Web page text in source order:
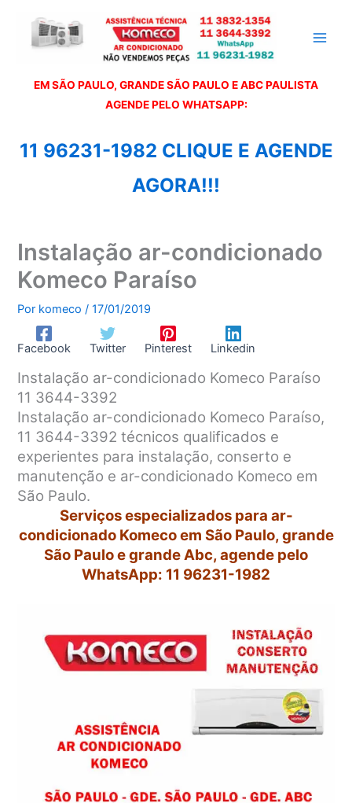
EM SÃO PAULO, GRANDE SÃO PAULO E ABC PAULISTA
AGENDE PELO WHATSAPP:
11 96231-1982 CLIQUE E AGENDE
AGORA!!!
Instalação ar-condicionado
Komeco Paraíso
Por komeco/17/01/2019
Facebook Twitter Pinterest Linkedin
Instalação ar-condicionado Komeco Paraíso
11 3644-3392
Instalação ar-condicionado Komeco Paraíso,
11 3644-3392 técnicos qualificados e
experientes para instalação, conserto e
manutenção e ar-condicionado Komeco em
São Paulo.
Serviços especializados para ar-
condicionado Komeco em São Paulo, grande
São Paulo e grande Abc, agende pelo
WhatsApp: 11 96231-1982